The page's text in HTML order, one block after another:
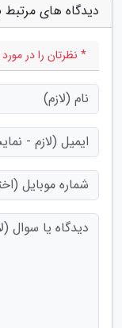
دیدگاه های
* نظرتان را در مورد